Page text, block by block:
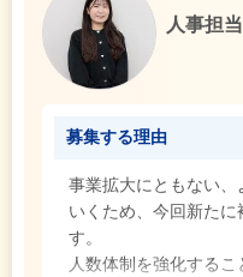
人事担
募集する理由
事業拡大にともない
いくため、今回新た
す。
人数体制を強化する